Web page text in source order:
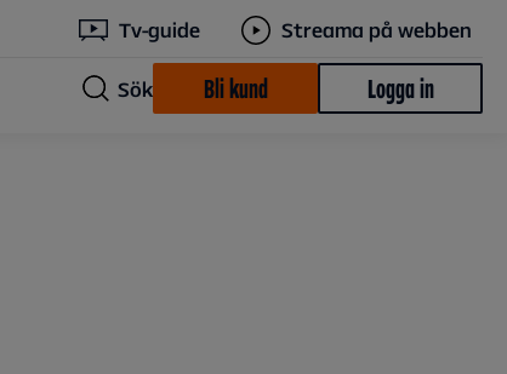
Tv-guide Streama på webben
Sök Bli kund Logga in